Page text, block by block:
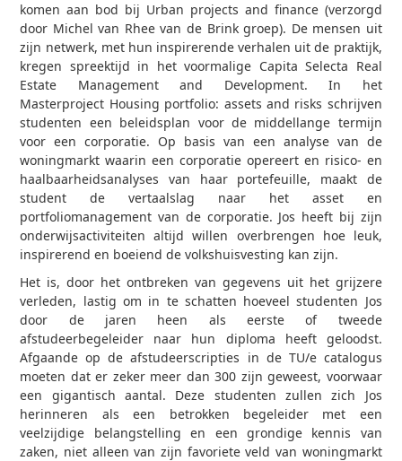
komen aan bod bij Urban projects and finance (verzorgd
door Michel van Rhee van de Brink groep). De mensen uit
zijn netwerk, met hun inspirerende verhalen uit de praktijk,
kregen spreektijd in het voormalige Capita Selecta Real
Estate Management and Development. In het
Masterproject Housing portfolio: assets and risks schrijven
studenten een beleidsplan voor de middellange termijn
voor een corporatie. Op basis van een analyse van de
woningmarkt waarin een corporatie opereert en risico- en
haalbaarheidsanalyses van haar portefeuille, maakt de
student de vertaalslag naar het asset en
portfoliomanagement van de corporatie. Jos heeft bij zijn
onderwijsactiviteiten altijd willen overbrengen hoe leuk,
inspirerend en boeiend de volkshuisvesting kan zijn.
Het is, door het ontbreken van gegevens uit het grijzere
verleden, lastig om in te schatten hoeveel studenten Jos
door de jaren heen als eerste of tweede
afstudeerbegeleider naar hun diploma heeft geloodst.
Afgaande op de afstudeerscripties in de TU/e catalogus
moeten dat er zeker meer dan 300 zijn geweest, voorwaar
een gigantisch aantal. Deze studenten zullen zich Jos
herinneren als een betrokken begeleider met een
veelzijdige belangstelling en een grondige kennis van
zaken, niet alleen van zijn favoriete veld van woningmarkt